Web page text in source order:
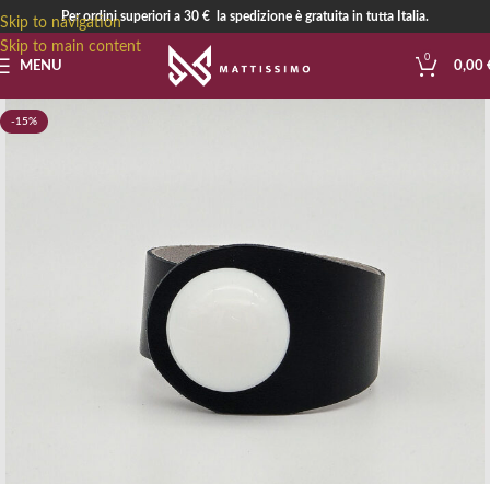
Skip to navigation
Skip to main content
Per ordini superiori a 30 € la spedizione è gratuita in tutta Italia.
MENU
0
0,00
-15%